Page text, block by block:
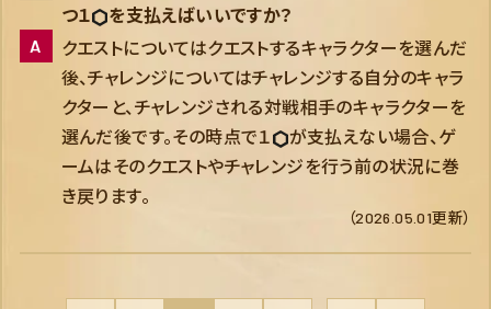
つ１
を支払えばいいですか？
クエストについてはクエストするキャラクターを選んだ
後、チャレンジについてはチャレンジする自分のキャラ
クターと、チャレンジされる対戦相手のキャラクターを
選んだ後です。その時点で１
が支払えない場合、ゲ
ームはそのクエストやチャレンジを行う前の状況に巻
き戻ります。
（2026.05.01更新）